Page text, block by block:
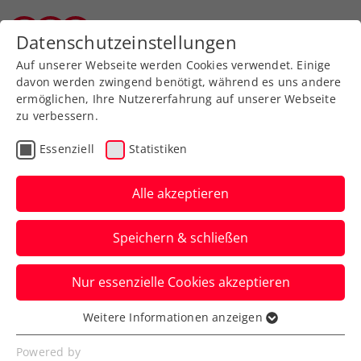
Zurück zur Newsübersicht
Turniere
Generali Open Kitzbühel:
Erler/Miedler schreiben
mit 2. Coup
Turniergeschichte
Das ÖTV-Davis-Cup-Duo krallt sich beim
ATP-Heimturnier in Tirol wie 2021 den
Doppeltitel.
Datenschutzeinstellungen
Auf unserer Webseite werden Cookies verwendet. Einige
davon werden zwingend benötigt, während es uns andere
ermöglichen, Ihre Nutzererfahrung auf unserer Webseite
zu verbessern.
Essenziell Statistiken
Alle akzeptieren
Speichern & schließen
Nur essenzielle Cookies akzeptieren
Essenziell
Essenzielle Cookies werden für grundlegende
Weitere Informationen anzeigen
Powered by